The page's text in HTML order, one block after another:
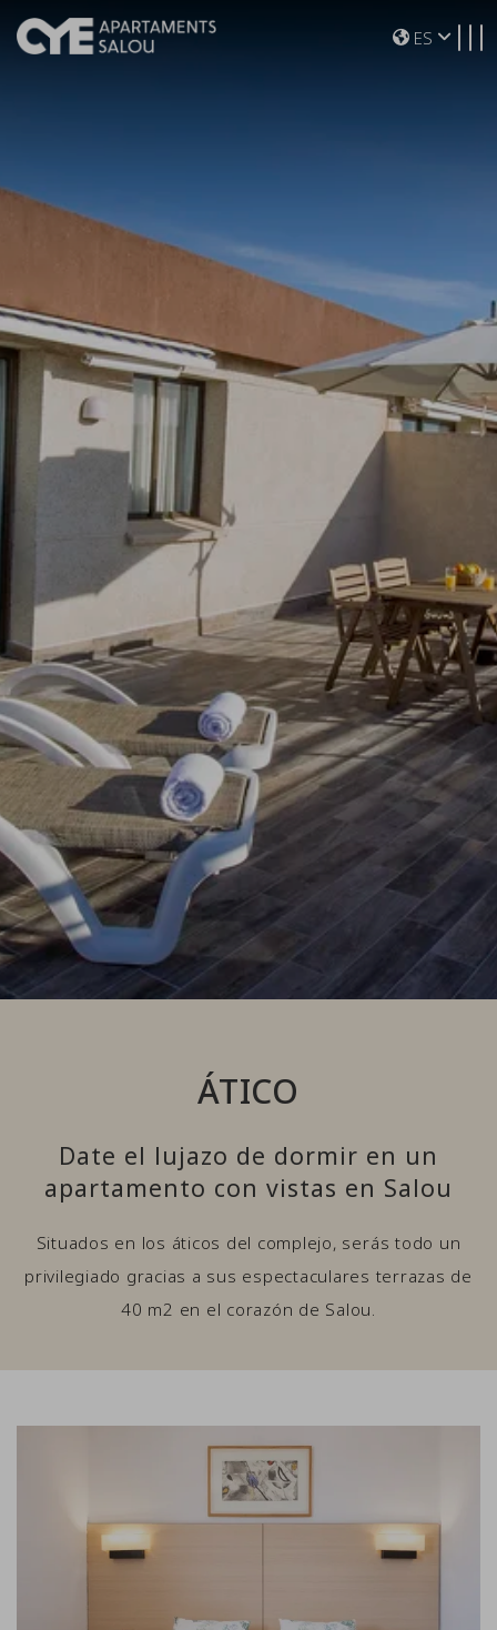
ES Toggle navigation
ÁTICO
Date el lujazo de dormir en un
apartamento con vistas en Salou
Situados en los áticos del complejo, serás todo un
privilegiado gracias a sus espectaculares terrazas de
40 m2 en el corazón de Salou.
Link to Larger Item Photo, ListItemCarouselImage1